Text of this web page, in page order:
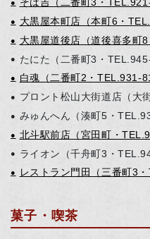
●
● 大黒屋本町店（本町6・
● 大黒屋道後店（道後喜多町
● たにた（二番町3・
● 白魂（二番町2・TEL.931-
● プロント松山大街道店（大
● みゅんへん（湊町5・
● 北斗駅前店（宮田町・
● ライオン（千舟町3・
● レストラン門田（三番町3
菓子・喫茶